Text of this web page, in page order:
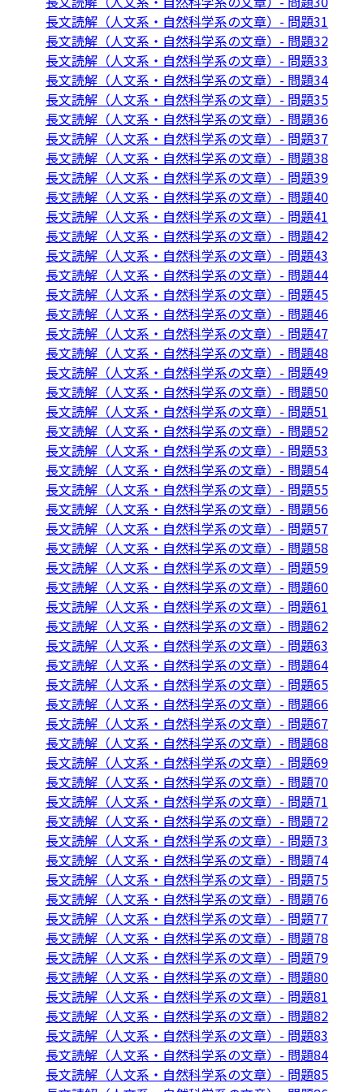
長文読解（人文系・自然科学系の文章）- 問題31
長文読解（人文系・自然科学系の文章）- 問題32
長文読解（人文系・自然科学系の文章）- 問題33
長文読解（人文系・自然科学系の文章）- 問題34
長文読解（人文系・自然科学系の文章）- 問題35
長文読解（人文系・自然科学系の文章）- 問題36
長文読解（人文系・自然科学系の文章）- 問題37
長文読解（人文系・自然科学系の文章）- 問題38
長文読解（人文系・自然科学系の文章）- 問題39
長文読解（人文系・自然科学系の文章）- 問題40
長文読解（人文系・自然科学系の文章）- 問題41
長文読解（人文系・自然科学系の文章）- 問題42
長文読解（人文系・自然科学系の文章）- 問題43
長文読解（人文系・自然科学系の文章）- 問題44
長文読解（人文系・自然科学系の文章）- 問題45
長文読解（人文系・自然科学系の文章）- 問題46
長文読解（人文系・自然科学系の文章）- 問題47
長文読解（人文系・自然科学系の文章）- 問題48
長文読解（人文系・自然科学系の文章）- 問題49
長文読解（人文系・自然科学系の文章）- 問題50
長文読解（人文系・自然科学系の文章）- 問題51
長文読解（人文系・自然科学系の文章）- 問題52
長文読解（人文系・自然科学系の文章）- 問題53
長文読解（人文系・自然科学系の文章）- 問題54
長文読解（人文系・自然科学系の文章）- 問題55
長文読解（人文系・自然科学系の文章）- 問題56
長文読解（人文系・自然科学系の文章）- 問題57
長文読解（人文系・自然科学系の文章）- 問題58
長文読解（人文系・自然科学系の文章）- 問題59
長文読解（人文系・自然科学系の文章）- 問題60
長文読解（人文系・自然科学系の文章）- 問題61
長文読解（人文系・自然科学系の文章）- 問題62
長文読解（人文系・自然科学系の文章）- 問題63
長文読解（人文系・自然科学系の文章）- 問題64
長文読解（人文系・自然科学系の文章）- 問題65
長文読解（人文系・自然科学系の文章）- 問題66
長文読解（人文系・自然科学系の文章）- 問題67
長文読解（人文系・自然科学系の文章）- 問題68
長文読解（人文系・自然科学系の文章）- 問題69
長文読解（人文系・自然科学系の文章）- 問題70
長文読解（人文系・自然科学系の文章）- 問題71
長文読解（人文系・自然科学系の文章）- 問題72
長文読解（人文系・自然科学系の文章）- 問題73
長文読解（人文系・自然科学系の文章）- 問題74
長文読解（人文系・自然科学系の文章）- 問題75
長文読解（人文系・自然科学系の文章）- 問題76
長文読解（人文系・自然科学系の文章）- 問題77
長文読解（人文系・自然科学系の文章）- 問題78
長文読解（人文系・自然科学系の文章）- 問題79
長文読解（人文系・自然科学系の文章）- 問題80
長文読解（人文系・自然科学系の文章）- 問題81
長文読解（人文系・自然科学系の文章）- 問題82
長文読解（人文系・自然科学系の文章）- 問題83
長文読解（人文系・自然科学系の文章）- 問題84
長文読解（人文系・自然科学系の文章）- 問題85